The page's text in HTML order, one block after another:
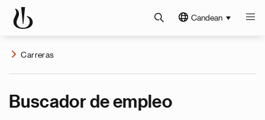
Candean
Carreras
Buscador de empleo